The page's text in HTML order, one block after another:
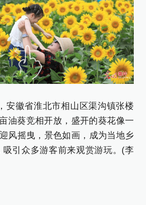
安徽省淮北市相山区渠沟镇张楼
油葵竞相开放，盛开的葵花像一
风摇曳，景色如画，成为当地乡
吸引众多游客前来观赏游玩。(李